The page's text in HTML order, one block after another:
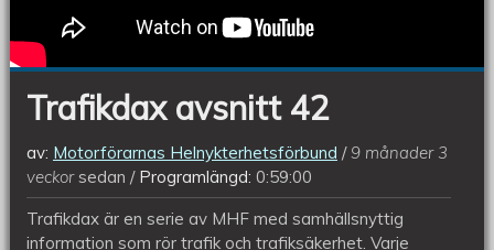
Trafikdax avsnitt 42
av: Motorförarnas Helnykterhetsförbund
9 månader 3
veckorsedan Programlängd: 0:59:00
Trafikdax är en serie av MHF med samhällsnyttig
information som rör trafik och trafiksäkerhet. Varje